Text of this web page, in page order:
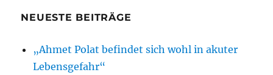
NEUESTE BEITRÄGE
„Ahmet Polat befindet sich wohl in akuter
Lebensgefahr“